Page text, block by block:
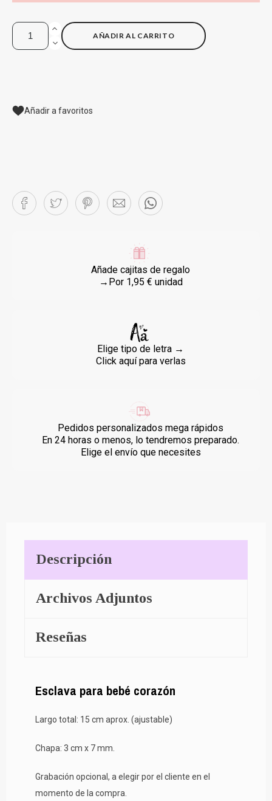
AÑADIR AL CARRITO
Añadir a favoritos
Añade cajitas de regalo
→Por 1,95 € unidad
Elige tipo de letra →
Click aquí para verlas
Pedidos personalizados mega rápidos
En 24 horas o menos, lo tendremos preparado.
Elige el envío que necesites
Descripción
Archivos Adjuntos
Reseñas
Esclava para bebé corazón
Largo total: 15 cm aprox. (ajustable)
Chapa: 3 cm x 7 mm.
Grabación opcional, a elegir por el cliente en el
momento de la compra.